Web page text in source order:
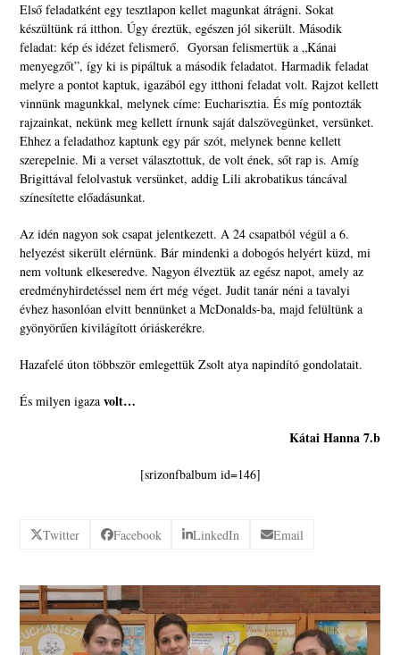
Első feladatként egy tesztlapon kellet magunkat átrágni. Sokat
készültünk rá itthon. Úgy éreztük, egészen jól sikerült. Második
feladat: kép és idézet felismerő. Gyorsan felismertük a „Kánai
menyegzőt”, így ki is pipáltuk a második feladatot. Harmadik feladat
melyre a pontot kaptuk, igazából egy itthoni feladat volt. Rajzot kellett
vinnünk magunkkal, melynek címe: Eucharisztia. És míg pontozták
rajzainkat, nekünk meg kellett írnunk saját dalszövegünket, versünket.
Ehhez a feladathoz kaptunk egy pár szót, melynek benne kellett
szerepelnie. Mi a verset választottuk, de volt ének, sőt rap is. Amíg
Brigittával felolvastuk versünket, addig Lili akrobatikus táncával
színesítette előadásunkat.
Az idén nagyon sok csapat jelentkezett. A 24 csapatból végül a 6.
helyezést sikerült elérnünk. Bár mindenki a dobogós helyért küzd, mi
nem voltunk elkeseredve. Nagyon élveztük az egész napot, amely az
eredményhirdetéssel nem ért még véget. Judit tanár néni a tavalyi
évhez hasonlóan elvitt bennünket a McDonalds-ba, majd felültünk a
gyönyörűen kivilágított óriáskerékre.
Hazafelé úton többször emlegettük Zsolt atya napindító gondolatait.
És milyen igazavolt…
Kátai Hanna 7.b
[srizonfbalbum id=146]
Twitter Facebook LinkedIn Email